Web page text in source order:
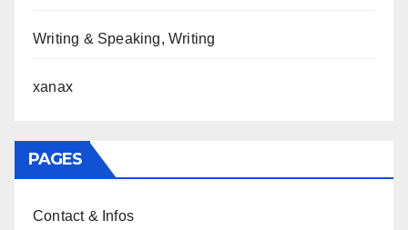
Writing & Speaking, Writing
xanax
PAGES
Contact & Infos